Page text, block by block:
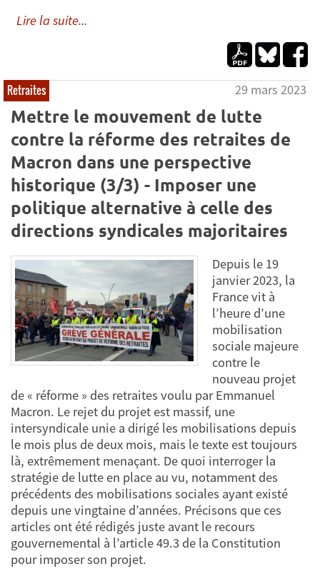
Lire la suite...
Retraites 29 mars 2023
Mettre le mouvement de lutte
contre la réforme des retraites de
Macron dans une perspective
historique (3/3) - Imposer une
politique alternative à celle des
directions syndicales majoritaires
Depuis le 19
janvier 2023, la
France vit à
l’heure d’une
mobilisation
sociale majeure
contre le
nouveau projet
de « réforme » des retraites voulu par Emmanuel
Macron. Le rejet du projet est massif, une
intersyndicale unie a dirigé les mobilisations depuis
le mois plus de deux mois, mais le texte est toujours
là, extrêmement menaçant. De quoi interroger la
stratégie de lutte en place au vu, notamment des
précédents des mobilisations sociales ayant existé
depuis une vingtaine d’années. Précisons que ces
articles ont été rédigés juste avant le recours
gouvernemental à l’article 49.3 de la Constitution
pour imposer son projet.